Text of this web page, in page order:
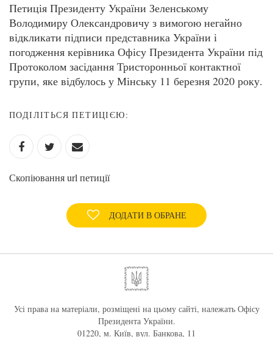
Петиція Президенту України Зеленському
Володимиру Олександровичу з вимогою негайно
відкликати підписи представника України і
погодження керівника Офісу Президента України під
Протоколом засідання Тристоронньої контактної
групи, яке відбулось у Мінську 11 березня 2020 року.
ПОДІЛІТЬСЯ ПЕТИЦІЄЮ:
Скопіювання url петиції
ДОДАТИ В ОБРАНЕ
Усі права на матеріали, розміщені на цьому сайті, належать Офісу
Президента України.
01220, м. Київ, вул. Банкова, 11